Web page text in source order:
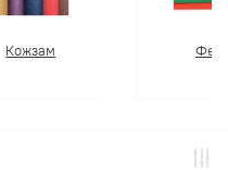
Кожзам Фетр